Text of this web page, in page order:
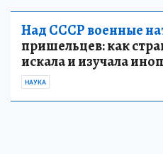
Над СССР военные
пришельцев: как
искала и изучала
НАУКА